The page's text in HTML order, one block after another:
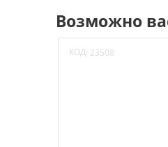
Возможно
КОД: 23508